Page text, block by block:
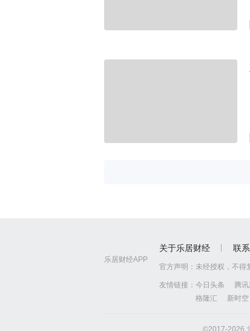
乐居财经APP
关于乐居财经 联
官方声明： 未经授权，不得
友情链接： 今日头条 腾
格隆汇
新时空
©2017-2026